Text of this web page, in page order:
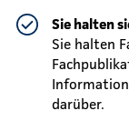
Sie halten
Sie halten
darüber.